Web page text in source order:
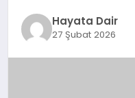
SAĞLIKHayata Dair
27 Şubat 2026